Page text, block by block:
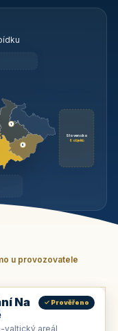
Slovensko
6 objektů
1
6
u provozovatele
Na
✓ Prověřeno
valtický areál